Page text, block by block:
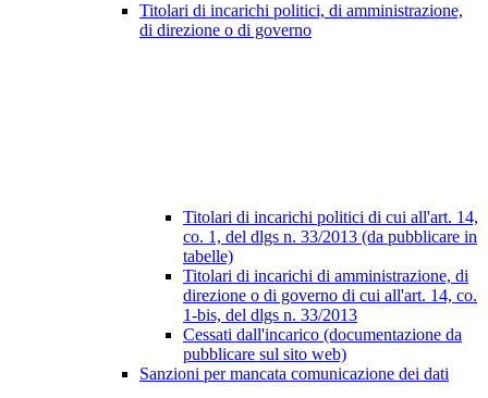
Titolari di incarichi politici, di amministrazione,
di direzione o di governo
Titolari di incarichi politici di cui all'art. 14,
co. 1, del dlgs n. 33/2013 (da pubblicare in
tabelle)
Titolari di incarichi di amministrazione, di
direzione o di governo di cui all'art. 14, co.
1-bis, del dlgs n. 33/2013
Cessati dall'incarico (documentazione da
pubblicare sul sito web)
Sanzioni per mancata comunicazione dei dati